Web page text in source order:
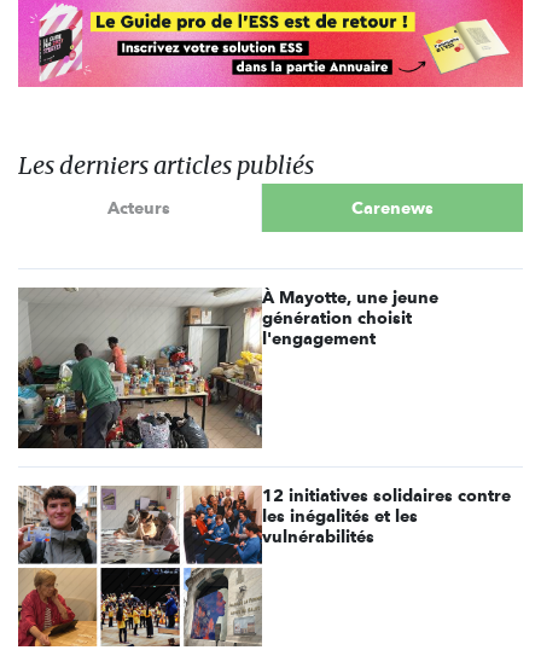
Les derniers articles publiés
Acteurs Carenews
À Mayotte, une jeune
génération choisit
l'engagement
12 initiatives solidaires contre
les inégalités et les
vulnérabilités